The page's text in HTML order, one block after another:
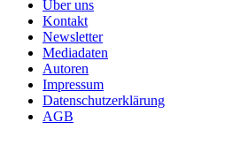
Über uns
Kontakt
Newsletter
Mediadaten
Autoren
Impressum
Datenschutzerklärung
AGB